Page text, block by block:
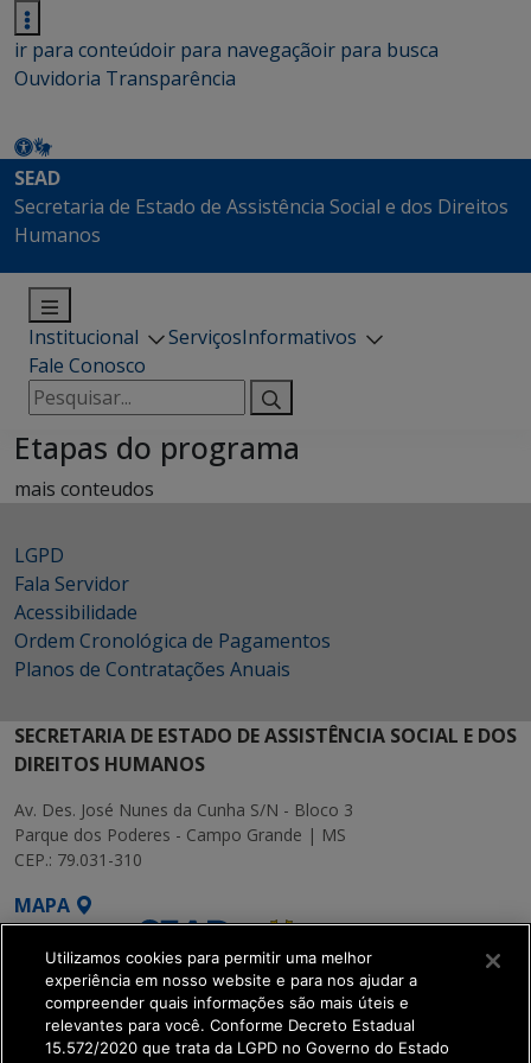
ir para conteúdoir para navegaçãoir para busca
Ouvidoria Transparência
SEAD
Secretaria de Estado de Assistência Social e dos Direitos
Humanos
Institucional ServiçosInformativos
Fale Conosco
Pesquisar
por:
Etapas do programa
mais conteudos
LGPD
Fala Servidor
Acessibilidade
Ordem Cronológica de Pagamentos
Planos de Contratações Anuais
SECRETARIA DE ESTADO DE ASSISTÊNCIA SOCIAL E DOS
DIREITOS HUMANOS
Av. Des. José Nunes da Cunha S/N - Bloco 3
Parque dos Poderes - Campo Grande | MS
CEP.: 79.031-310
MAPA
SETDIG | Secretaria-
Utilizamos cookies para permitir uma melhor
experiência em nosso website e para nos ajudar a
compreender quais informações são mais úteis e
relevantes para você. Conforme Decreto Estadual
15.572/2020 que trata da LGPD no Governo do Estado